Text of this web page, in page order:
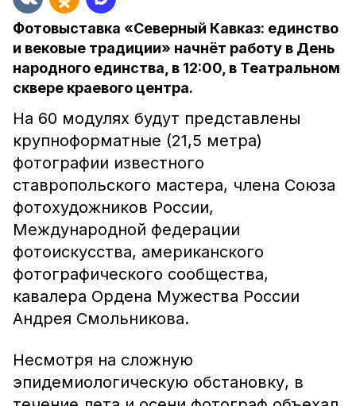
Фотовыставка «Северный Кавказ: единство
и вековые традиции» начнёт работу в День
народного единства, в 12:00, в Театральном
сквере краевого центра.
На 60 модулях будут представлены
крупноформатные (21,5 метра)
фотографии известного
ставропольского мастера, члена Союза
фотохудожников России,
Международной федерации
фотоискусства, американского
фотографического сообщества,
кавалера Ордена Мужества России
Андрея Смольникова.
Несмотря на сложную
эпидемиологическую обстановку, в